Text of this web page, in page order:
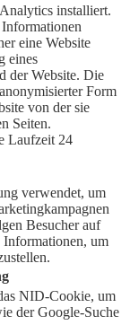
installiert.
eine Website
eines
der Website. Die
Form
von der sie
Seiten.
Laufzeit 24
verwendet, um
Besucher auf
Informationen, um
NID-Cookie, um
der Google-Suche